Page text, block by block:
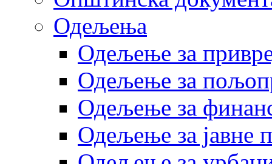
Одељења
Одељење за
Одељење за
Одељење за
Одељење за јавне